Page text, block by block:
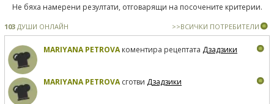
Не бяха намерени резултати, отговарящи на посочените критерии.
103 ДУШИ ОНЛАЙН >>ВСИЧКИ ПОТРЕБИТЕЛИ
MARIYANA PETROVAкоментира рецептата Дзадзики
MARIYANA PETROVAсготви Дзадзики